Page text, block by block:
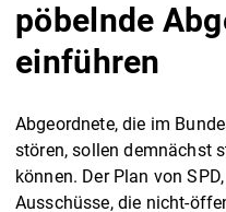
pöbelnde
einführen
Abgeordnete, die im
stören, sollen demnächst
können. Der Plan von
Ausschüsse, die nicht-